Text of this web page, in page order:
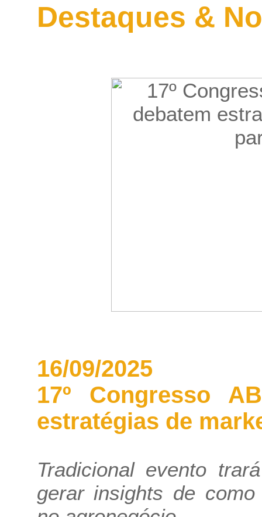
Destaques &
16/09/2025
17º Congresso
estratégias de
Tradicional evento
gerar insights de